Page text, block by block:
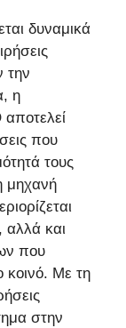
δυναμικά
την
η
που
τους
μηχανή
αλλά και
που
κοινό. Με τη
στην